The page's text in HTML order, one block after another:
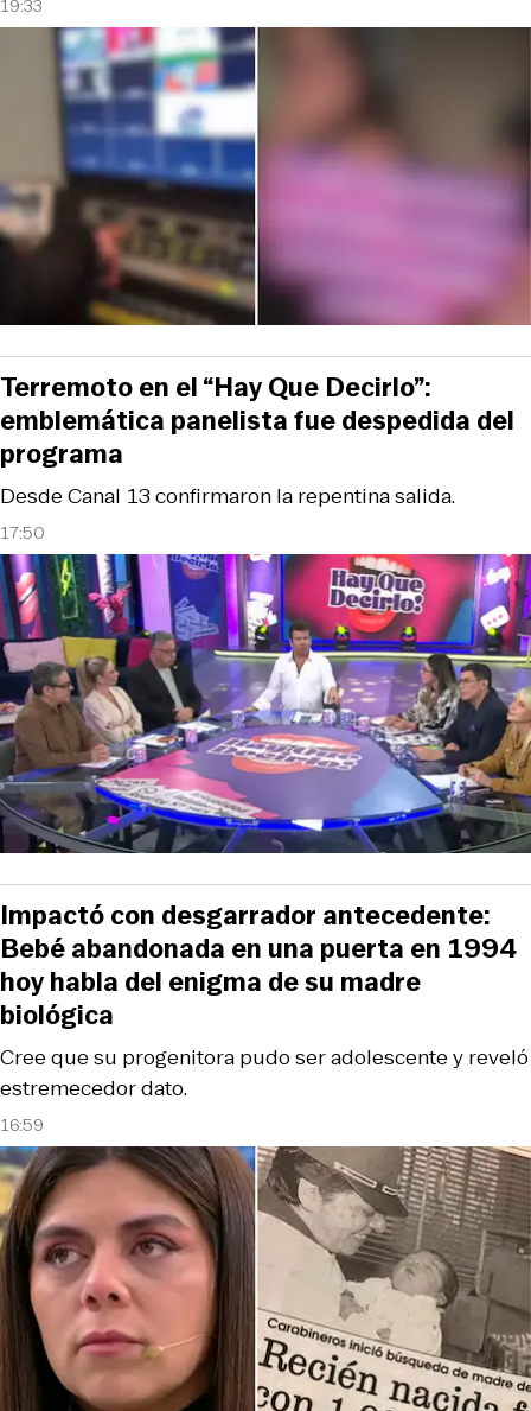
19:33
17:50
Desde Canal 13 confirmaron la repentina salida.
Terremoto en el “Hay Que Decirlo”:
emblemática panelista fue despedida del
programa
16:59
Cree que su progenitora pudo ser adolescente y reveló
estremecedor dato.
Impactó con desgarrador antecedente:
Bebé abandonada en una puerta en 1994
hoy habla del enigma de su madre
biológica